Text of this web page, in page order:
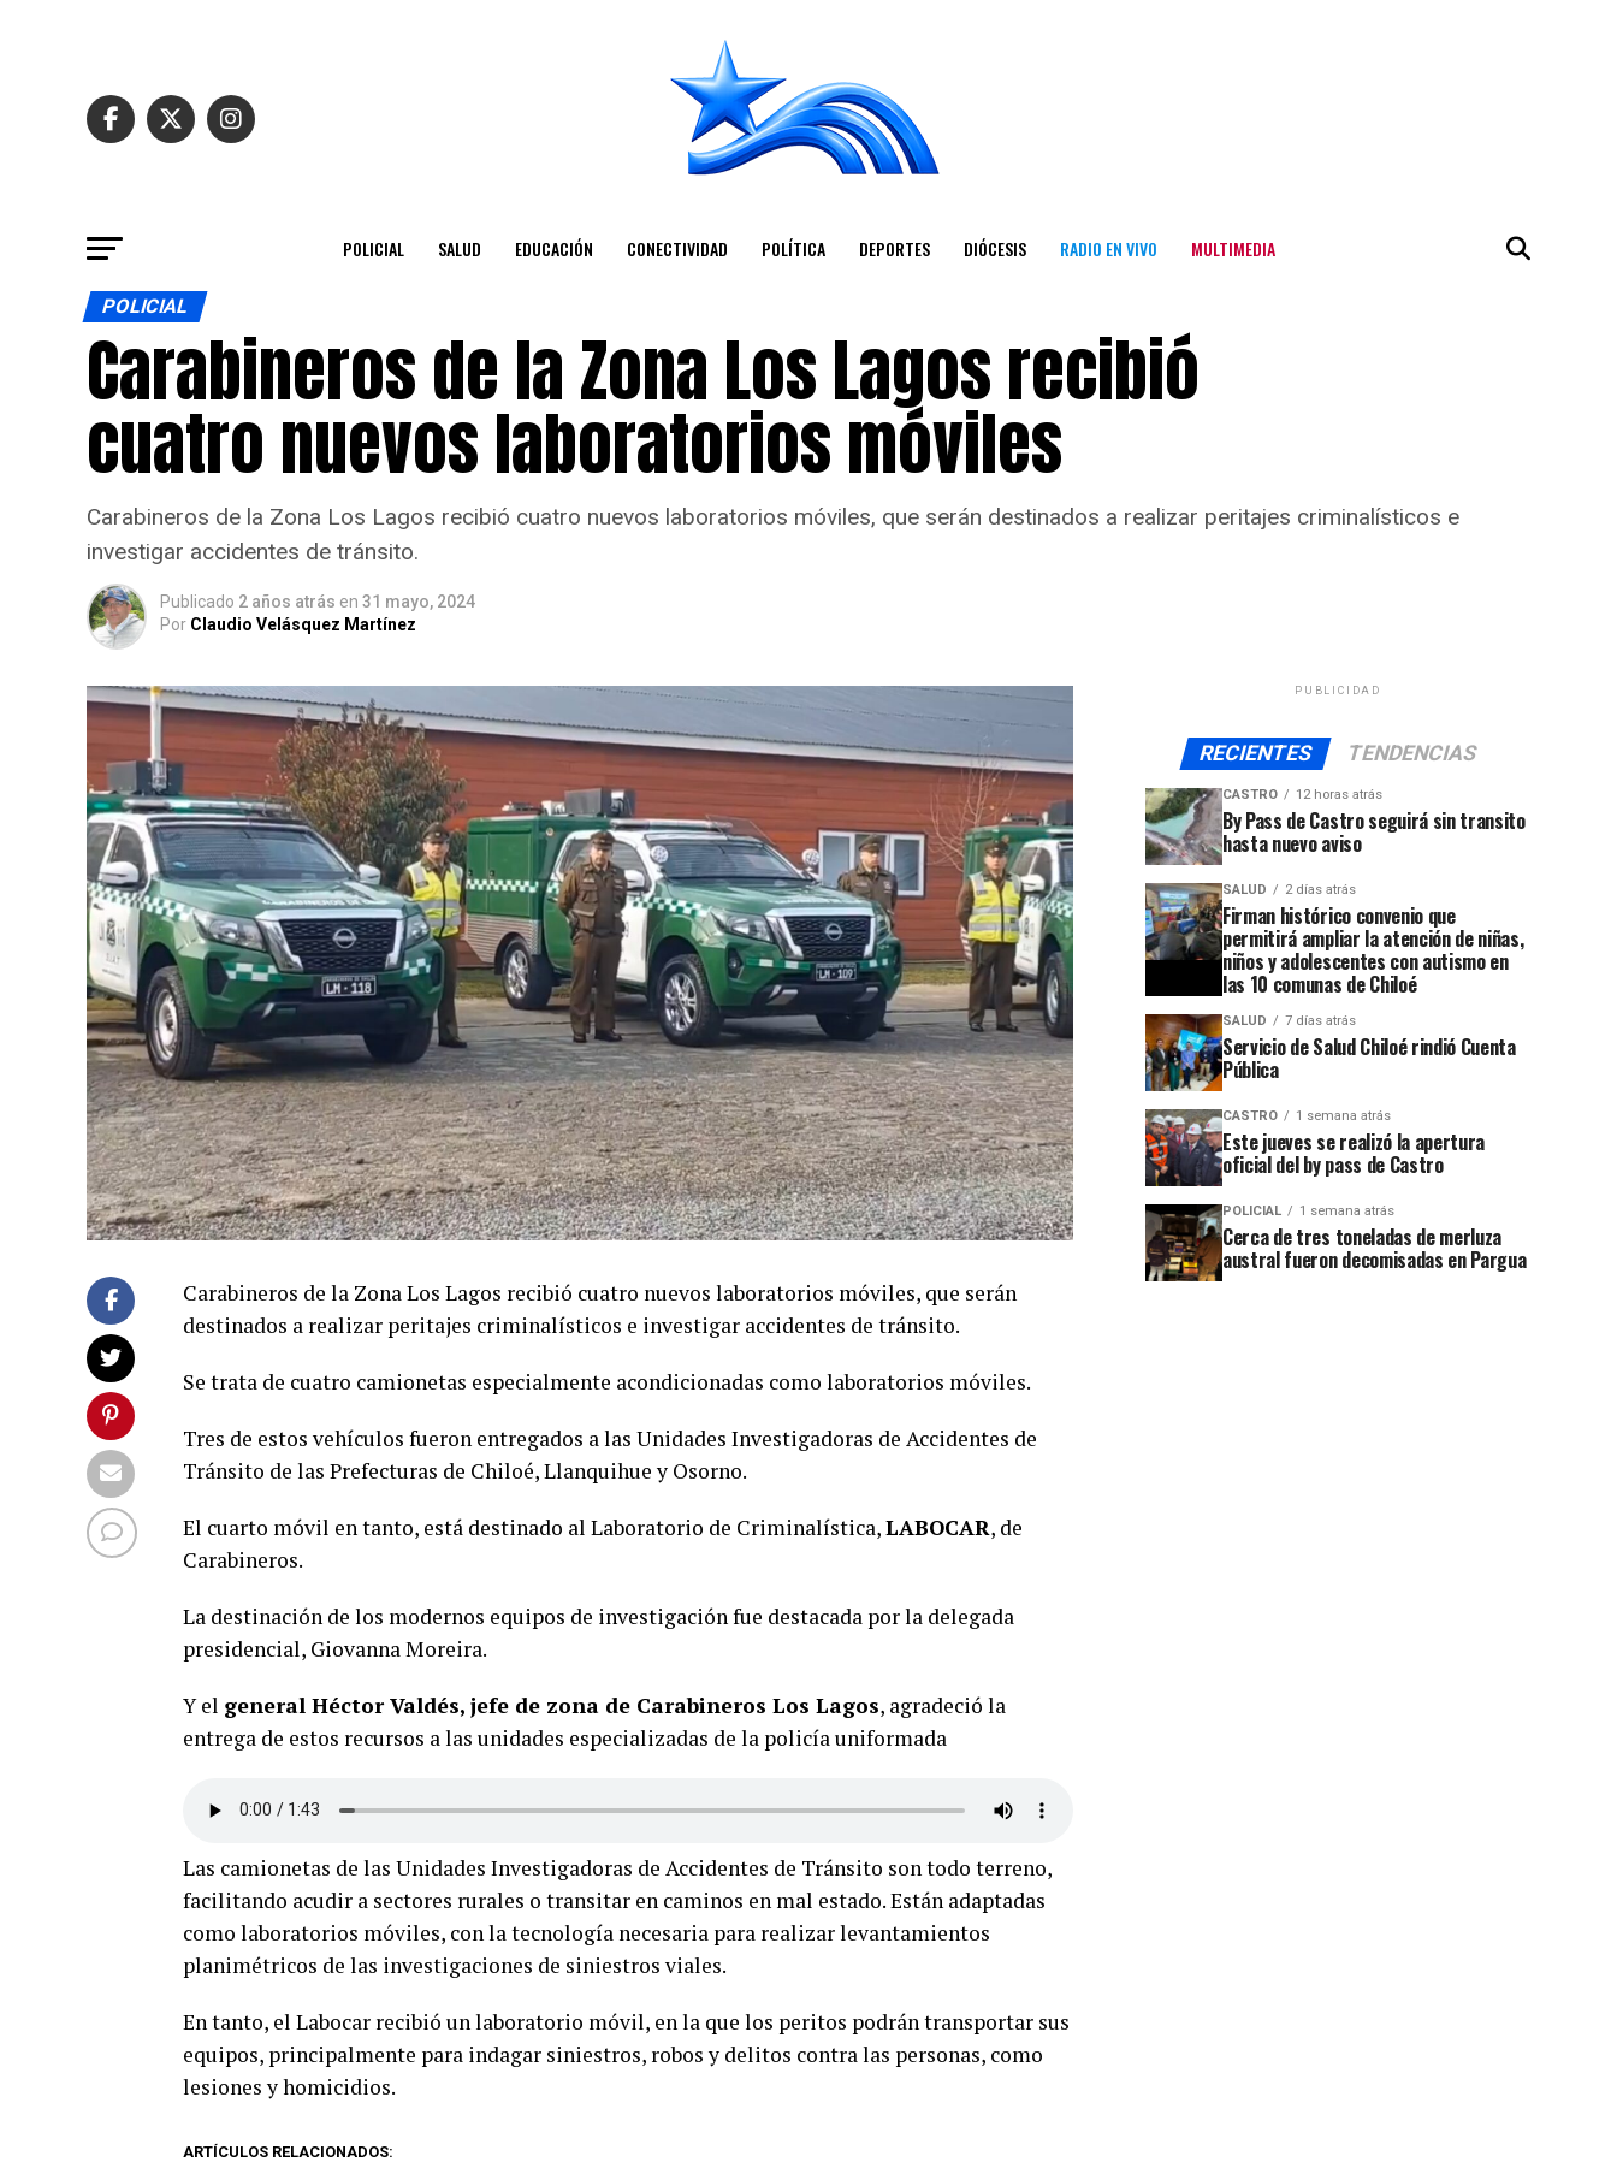
POLICIAL SALUD EDUCACIÓN CONECTIVIDAD POLÍTICA DEPORTES DIÓCESIS RADIO EN VIVO MULTIMEDIA
POLICIAL
Carabineros de la Zona Los Lagos recibió
cuatro nuevos laboratorios móviles
Carabineros de la Zona Los Lagos recibió cuatro nuevos laboratorios móviles, que serán destinados a realizar peritajes criminalísticos e
investigar accidentes de tránsito.
Publicado 2 años atrás en 31 mayo, 2024
Por Claudio Velásquez Martínez
Carabineros de la Zona Los Lagos recibió cuatro nuevos laboratorios móviles, que serán
destinados a realizar peritajes criminalísticos e investigar accidentes de tránsito.
Se trata de cuatro camionetas especialmente acondicionadas como laboratorios móviles.
Tres de estos vehículos fueron entregados a las Unidades Investigadoras de Accidentes de
Tránsito de las Prefecturas de Chiloé, Llanquihue y Osorno.
El cuarto móvil en tanto, está destinado al Laboratorio de Criminalística,LABOCAR, de
Carabineros.
La destinación de los modernos equipos de investigación fue destacada por la delegada
presidencial, Giovanna Moreira.
Y el general Héctor Valdés, jefe de zona de Carabineros Los Lagos, agradeció la
entrega de estos recursos a las unidades especializadas de la policía uniformada
Las camionetas de las Unidades Investigadoras de Accidentes de Tránsito son todo terreno,
facilitando acudir a sectores rurales o transitar en caminos en mal estado. Están adaptadas
como laboratorios móviles, con la tecnología necesaria para realizar levantamientos
planimétricos de las investigaciones de siniestros viales.
En tanto, el Labocar recibió un laboratorio móvil, en la que los peritos podrán transportar sus
equipos, principalmente para indagar siniestros, robos y delitos contra las personas, como
lesiones y homicidios.
ARTÍCULOS RELACIONADOS:
PUBLICIDAD
RECIENTES TENDENCIAS
CASTRO 12 horas atrás
By Pass de Castro seguirá sin transito
hasta nuevo aviso
SALUD 2 días atrás
Firman histórico convenio que
permitirá ampliar la atención de niñas,
niños y adolescentes con autismo en
las 10 comunas de Chiloé
SALUD 7 días atrás
Servicio de Salud Chiloé rindió Cuenta
Pública
CASTRO 1 semana atrás
Este jueves se realizó la apertura
oficial del by pass de Castro
POLICIAL 1 semana atrás
Cerca de tres toneladas de merluza
austral fueron decomisadas en Pargua